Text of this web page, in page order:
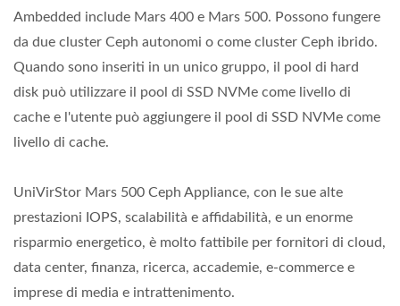
Ambedded include Mars 400 e Mars 500. Possono fungere
da due cluster Ceph autonomi o come cluster Ceph ibrido.
Quando sono inseriti in un unico gruppo, il pool di hard
disk può utilizzare il pool di SSD NVMe come livello di
cache e l'utente può aggiungere il pool di SSD NVMe come
livello di cache.
UniVirStor Mars 500 Ceph Appliance, con le sue alte
prestazioni IOPS, scalabilità e affidabilità, e un enorme
risparmio energetico, è molto fattibile per fornitori di cloud,
data center, finanza, ricerca, accademie, e-commerce e
imprese di media e intrattenimento.